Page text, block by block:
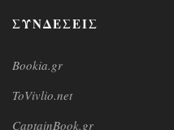
ΣΥΝΔΕΣΕΙΣ
Bookia.gr
ToVivlio.net
CaptainBook.gr